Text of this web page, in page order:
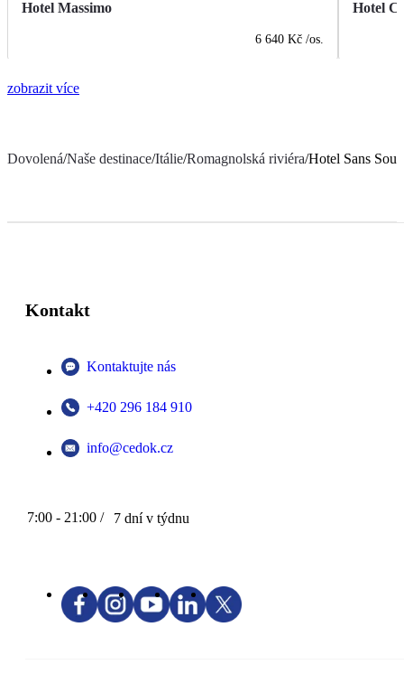
Hotel Massimo
6 640 Kč /os.
Hotel
zobrazit více
Dovolená/Naše destinace/Itálie/Romagnolská riviéra/Hotel Sans
Kontakt
Kontaktujte nás
+420 296 184 910
info@cedok.cz
7:00 - 21:00 / 7 dní v týdnu